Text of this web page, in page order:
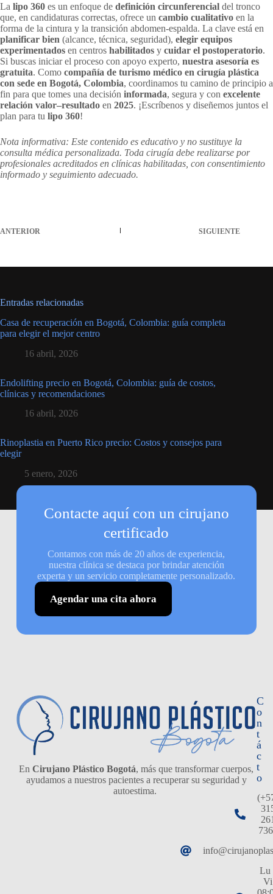
La lipo 360 es un enfoque de definición circunferencial del tronco
que, en candidaturas correctas, ofrece un cambio cualitativo en la
forma de la cintura y la transición abdomen-espalda. La clave está en
planificar bien (alcance, técnica, seguridad), elegir equipos
experimentados en centros habilitados y cuidar el postoperatorio.
Si buscas iniciar el proceso con apoyo experto, nuestra asesoría es
gratuita. Como compañía de turismo médico en cirugía plástica
con sede en Bogotá, Colombia, coordinamos tu camino de principio a
fin para que tomes una decisión informada, segura y con excelente
relación valor–resultado en 2025. ¡Escríbenos y diseñemos juntos el
plan para tu lipo 360!
Nota informativa: Este contenido es educativo y no sustituye la
consulta médica personalizada. Toda cirugía debe realizarse por
profesionales acreditados en clínicas habilitadas, con consentimiento
informado y seguimiento adecuado.
ANTERIOR SIGUIENTE
Entradas relacionadas
Casa de recuperación en Bogotá, Colombia: guía completa
para elegir el mejor centro
16 abril, 2026
Endolifting precio en Bogotá, Colombia: guía de costos,
clínicas y recomendaciones
16 abril, 2026
Rinoplastia en Puerto Rico precio: Costos y consejos para
elegir
5 enero, 2026
Contacte aquí con un cirujano
certificado
Contamos con más de 20 años de experiencia,
nuestra clínica se destaca por brindar atención
experta y un servicio completamente personalizado.
Agendar una cita ahora
En Cirujano Plástico Bogotá, más que transformar cuerpos,
ayudamos a nuestros pacientes a recuperar su seguridad y
autoestima.
C
o
n
t
á
c
t
o
Lu
Vi